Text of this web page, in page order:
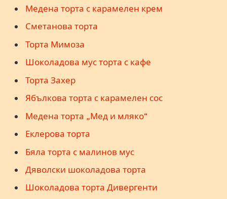
Медена торта с карамелен крем
Сметанова торта
Торта Мимоза
Шоколадова мус торта с кафе
Торта Захер
Ябълкова торта с карамелен сос
Медена торта „Мед и мляко“
Еклерова торта
Бяла торта с малинов мус
Дяволски шоколадова торта
Шоколадова торта Дивергенти